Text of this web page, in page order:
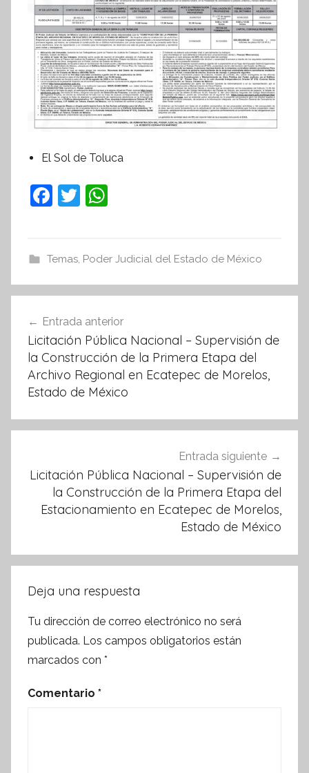
El Sol de Toluca
F
e
b
o
k
T
er s
A
p
Temas, Poder Judicial del Estado de México
de
entradas
Entrada anterior
Licitación Pública Nacional – Supervisión de
la Construcción de la Primera Etapa del
Archivo Regional en Ecatepec de Morelos,
Estado de México
Entrada siguiente
Licitación Pública Nacional – Supervisión de
la Construcción de la Primera Etapa del
Estacionamiento en Ecatepec de Morelos,
Estado de México
Deja una respuesta
Tu dirección de correo electrónico no será
publicada. Los campos obligatorios están
marcados con *
Comentario *